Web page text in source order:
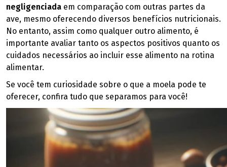
negligenciada em comparação com outras partes da
ave, mesmo oferecendo diversos benefícios nutricionais.
No entanto, assim como qualquer outro alimento, é
importante avaliar tanto os aspectos positivos quanto os
cuidados necessários ao incluir esse alimento na rotina
alimentar.
Se você tem curiosidade sobre o que a moela pode te
oferecer, confira tudo que separamos para você!